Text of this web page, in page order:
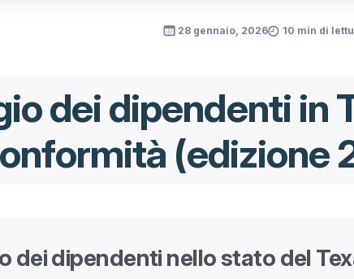
28 gennaio, 2026 10 min di
dei dipendenti in
(edizione
dei dipendenti nello stato del